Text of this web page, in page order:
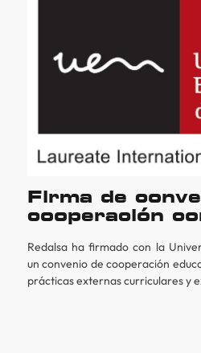
Firma de
cooperación
Redalsa ha firmado con la
un convenio de cooperación
prácticas externas curriculares y